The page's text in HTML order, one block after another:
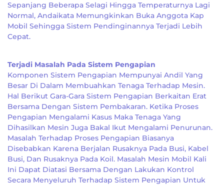
Sepanjang Beberapa Selagi Hingga Temperaturnya Lagi
Normal, Andaikata Memungkinkan Buka Anggota Kap
Mobil Sehingga Sistem Pendinginannya Terjadi Lebih
Cepat.
Terjadi Masalah Pada Sistem Pengapian
Komponen Sistem Pengapian Mempunyai Andil Yang
Besar Di Dalam Membuahkan Tenaga Terhadap Mesin.
Hal Berikut Gara-Gara Sistem Pengapian Berkaitan Erat
Bersama Dengan Sistem Pembakaran. Ketika Proses
Pengapian Mengalami Kasus Maka Tenaga Yang
Dihasilkan Mesin Juga Bakal Ikut Mengalami Penurunan.
Masalah Terhadap Proses Pengapian Biasanya
Disebabkan Karena Berjalan Rusaknya Pada Busi, Kabel
Busi, Dan Rusaknya Pada Koil. Masalah Mesin Mobil Kali
Ini Dapat Diatasi Bersama Dengan Lakukan Kontrol
Secara Menyeluruh Terhadap Sistem Pengapian Untuk